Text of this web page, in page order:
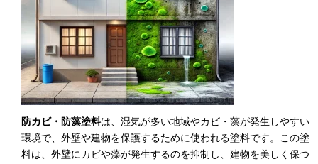
防カビ・防藻塗料は、湿気が多い地域やカビ・藻が発生しやすい
環境で、外壁や建物を保護するために使われる塗料です。この塗
料は、外壁にカビや藻が発生するのを抑制し、建物を美しく保つ